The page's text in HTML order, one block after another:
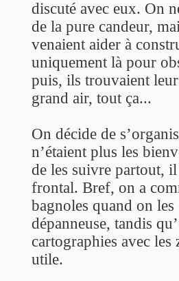
discuté avec eux. On
de la pure candeur,
venaient aider à
uniquement là pour
puis, ils trouvaient
grand air, tout ça...
On décide de
n’étaient plus les
de les suivre partout,
frontal. Bref, on a
bagnoles quand on
dépanneuse, tandis
cartographies avec les
utile.